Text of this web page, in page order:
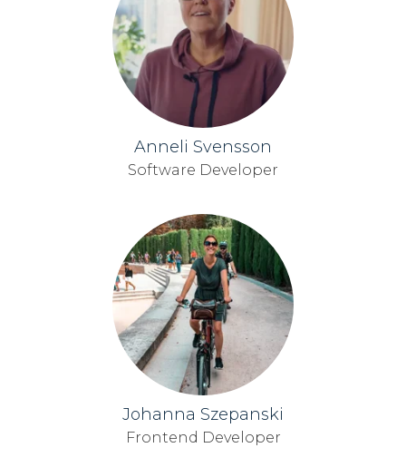
Anneli Svensson
Software Developer
Johanna Szepanski
Frontend Developer